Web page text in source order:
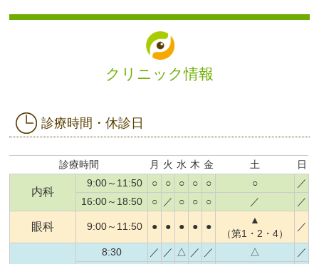
クリニック情報
診療時間・休診日
診療時間 月 火 水 木 金 土 日
内科
9:00～11:50 ○ ○ ○ ○ ○ ○
／
16:00～18:50
○ ／ ○ ○ ○ ／ ／
眼科 9:00～11:50 ● ● ● ● ●
▲
（第1・2・4）
／
8:30 ／ ／ △ ／ ／ △ ／